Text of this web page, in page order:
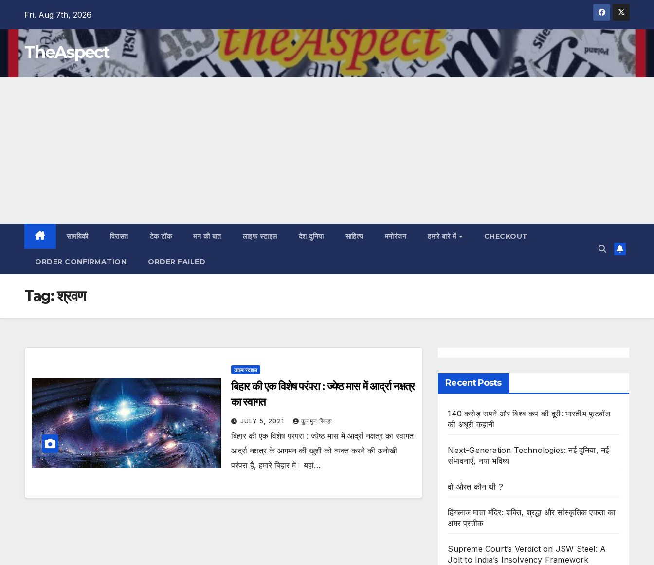
content
Fri. Aug 7th, 2026
TheAspect
सामयिकी विरासत टेक टॉक मन की बात लाइफ स्टाइल देश दुनिया साहित्य मनोरंजन हमारे बारे में CHECKOUT
ORDER CONFIRMATION ORDER FAILED
Tag:श्रवण
लाइफ स्टाइल
बिहार की एक विशेष परंपरा : ज्येष्ठ मास में आर्द्रा नक्षत्र
का स्वागत
JULY 5, 2021 कुनमुन सिन्हा
बिहार की एक विशेष परंपरा : ज्येष्ठ मास में आर्द्रा नक्षत्र का स्वागत
आर्द्रा नक्षत्र के आगमन की खुशी को व्यक्त करने की अनोखी
परंपरा है, हमारे बिहार में। यहां…
Recent Posts
140 करोड़ सपने और विश्व कप की दूरी: भारतीय फुटबॉल
की अधूरी कहानी
Next-Generation Technologies: नई दुनिया, नई
संभावनाएँ, नया भविष्य
वो औरत कौन थी ?
हिंगलाज माता मंदिर: शक्ति, श्रद्धा और सांस्कृतिक एकता का
अमर प्रतीक
Supreme Court’s Verdict on JSW Steel: A
Jolt to India’s Insolvency Framework